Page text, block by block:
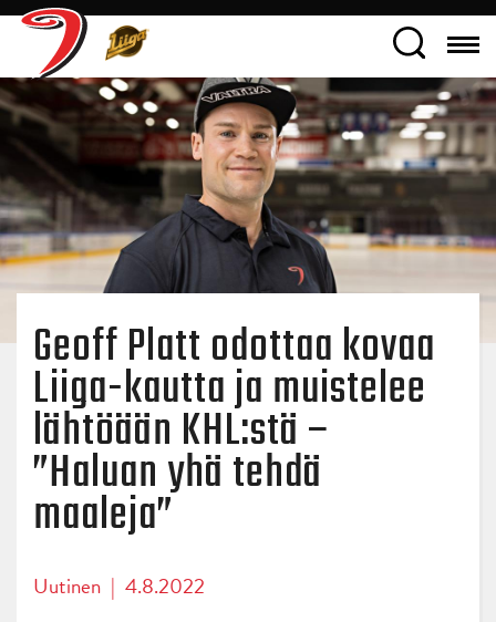
Geoff Platt odottaa kovaa
Liiga-kautta ja muistelee
lähtöään KHL:stä –
”Haluan yhä tehdä
maaleja”
Uutinen | 4.8.2022